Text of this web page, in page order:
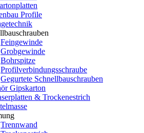
Profile
Feingewinde
Grobgewinde
Bohrspitze
Profilverbindungsschraube
Gegurtete Schnellbauschrauben
Gipskarton
& Trockenestrich
Trennwand